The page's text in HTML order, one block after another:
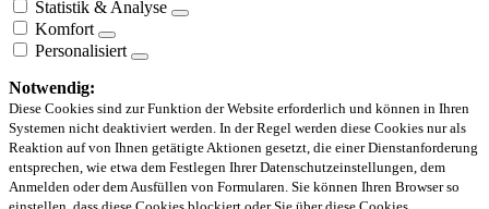
Statistik & Analyse
Komfort
Personalisiert
Notwendig:
Diese Cookies sind zur Funktion der Website erforderlich und können in Ihren
Systemen nicht deaktiviert werden. In der Regel werden diese Cookies nur als
Reaktion auf von Ihnen getätigte Aktionen gesetzt, die einer Dienstanforderung
entsprechen, wie etwa dem Festlegen Ihrer Datenschutzeinstellungen, dem
Anmelden oder dem Ausfüllen von Formularen. Sie können Ihren Browser so